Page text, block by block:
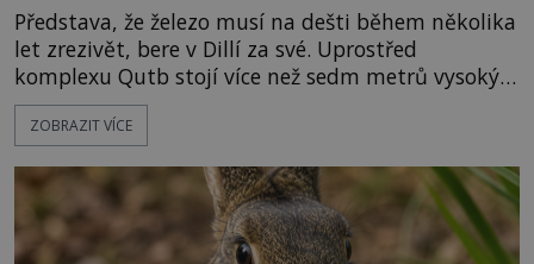
Představa, že železo musí na dešti během několika
let zrezivět, bere v Dillí za své. Uprostřed
komplexu Qutb stojí více než sedm metrů vysoký
železný sloup, který už přibližně 1 600 let odolává
počasí s jen nepatrnými stopami koroze. Jeho
ztracených technologiích či tajemných
materiálech. Moderní metalurgie však ukazuje, že
skutečné vysvětlení je ješt
ZOBRAZIT VÍCE